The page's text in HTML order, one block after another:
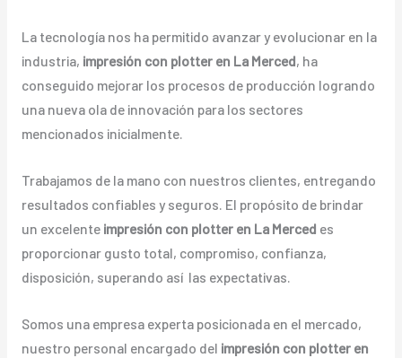
La tecnología nos ha permitido avanzar y evolucionar en la
industria, impresión con plotter en La Merced, ha
conseguido mejorar los procesos de producción logrando
una nueva ola de innovación para los sectores
mencionados inicialmente.
Trabajamos de la mano con nuestros clientes, entregando
resultados confiables y seguros. El propósito de brindar
un excelente impresión con plotter en La Merced es
proporcionar gusto total, compromiso, confianza,
disposición, superando así las expectativas.
Somos una empresa experta posicionada en el mercado,
nuestro personal encargado del impresión con plotter en